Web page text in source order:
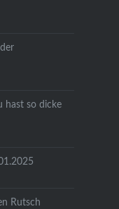
hast so dicke
Rutsch